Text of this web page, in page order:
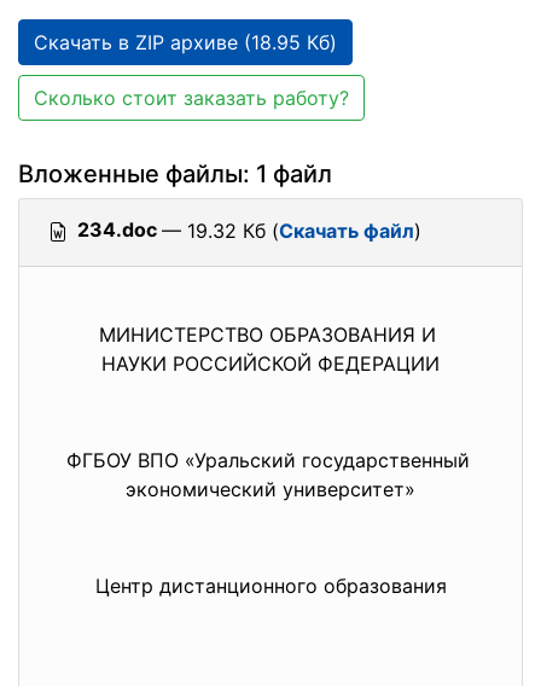
Скачать в ZIP архиве (18.95 Кб)
Сколько стоит заказать работу?
Вложенные файлы: 1 файл
234.doc — 19.32 Кб (Скачать файл)
МИНИСТЕРСТВО ОБРАЗОВАНИЯ И
НАУКИ РОССИЙСКОЙ ФЕДЕРАЦИИ
ФГБОУ ВПО «Уральский государственный
экономический университет»
Центр дистанционного образования